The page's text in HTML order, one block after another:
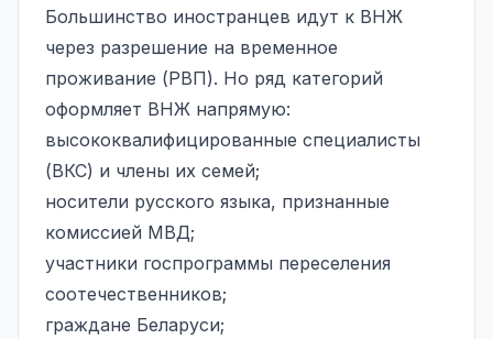
Большинство иностранцев идут к ВНЖ
через разрешение на временное
проживание (РВП). Но ряд категорий
оформляет ВНЖ напрямую:
высококвалифицированные специалисты
(ВКС) и члены их семей;
носители русского языка, признанные
комиссией МВД;
участники госпрограммы переселения
соотечественников;
граждане Беларуси;